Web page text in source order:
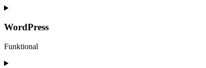
WordPress
Funktional
Consent